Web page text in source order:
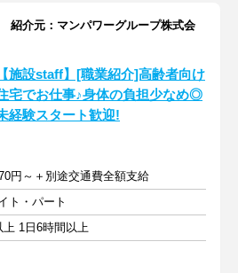
紹介元：マンパワーグループ株式会
【施設staff】[職業紹介]高齢者向け
宅でお仕事♪身体の負担少なめ◎
経験スタート歓迎!
円～＋別途交通費全額支給
ト・パート
上 1日6時間以上